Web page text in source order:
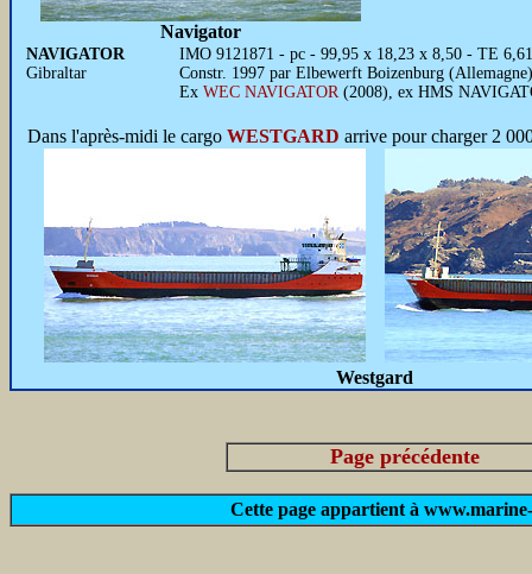
Navigator
NAVIGATOR
Gibraltar
IMO 9121871 - pc - 99,95 x 18,23 x 8,50 - TE
Constr. 1997 par Elbewerft Boizenburg
Ex WEC NAVIGATOR(2008), ex HMS
Dans l'après-midi le cargo WESTGARD arrive pour charger 2
Westgard
Page précédente
Cette page appartient à